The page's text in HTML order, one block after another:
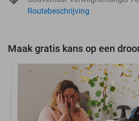
Routebeschrijving